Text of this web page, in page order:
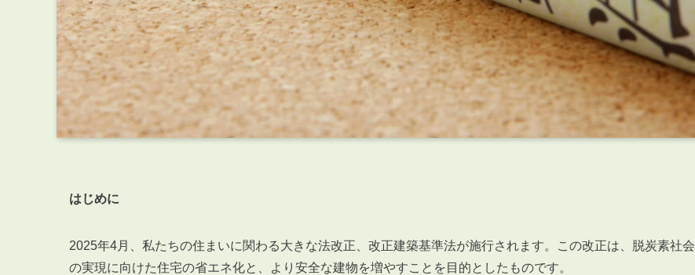
はじめに
2025年4月、私たちの住まいに関わる大きな法改正、改正建築基準法が施行されます。この改正は、脱炭素社会
の実現に向けた住宅の省エネ化と、より安全な建物を増やすことを目的としたものです。